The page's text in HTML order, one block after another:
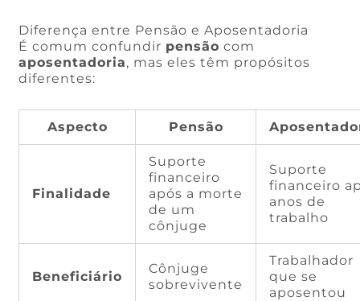
Diferença entre Pensão e Aposentadoria
É comum confundir pensão com
aposentadoria, mas eles têm propósitos
diferentes:
Aspecto Pensão
Finalidade
Suporte
financeiro
após a morte
de um
cônjuge
Suporte
financeiro
anos de
trabalho
Beneficiário
Cônjuge
sobrevivente
Trabalhador
que se
aposentou